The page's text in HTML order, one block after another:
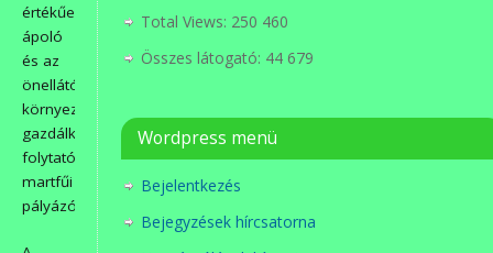
értékűen
ápoló
és az
önellátó,
környezetbarát
gazdálkodást
folytató
martfűi
pályázókat.
Total Views: 250 460
Összes látogató: 44 679
Wordpress menü
Bejelentkezés
Bejegyzések hírcsatorna